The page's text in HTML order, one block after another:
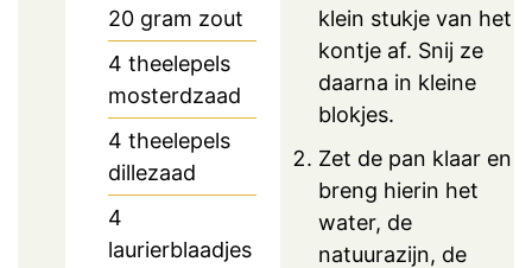
20 gram zout
4 theelepels
mosterdzaad
4 theelepels
dillezaad
4
laurierblaadjes
klein stukje van het
kontje af. Snij ze
daarna in kleine
blokjes.
Zet de pan klaar en
breng hierin het
water, de
natuurazijn, de